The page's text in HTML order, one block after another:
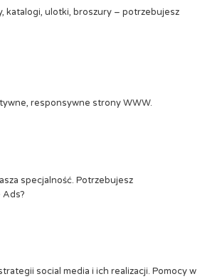
katalogi, ulotki, broszury – potrzebujesz
responsywne strony WWW.
specjalność. Potrzebujesz
Ads?
social media i ich realizacji. Pomocy w